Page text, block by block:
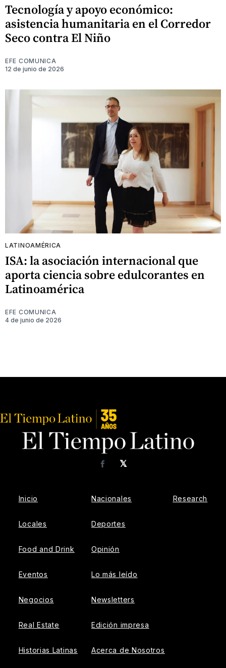
Tecnología y apoyo económico:
asistencia humanitaria en el Corredor
Seco contra El Niño
EFE COMUNICA
12 de junio de 2026
LATINOAMÉRICA
ISA: la asociación internacional que
aporta ciencia sobre edulcorantes en
Latinoamérica
EFE COMUNICA
4 de junio de 2026
𝕏
Facebook
Inicio
Locales
Food and Drink
Eventos
Negocios
Real Estate
Historias Latinas
Nacionales
Deportes
Opinión
Lo más leído
Newsletters
Edición impresa
Acerca de Nosotros
Research